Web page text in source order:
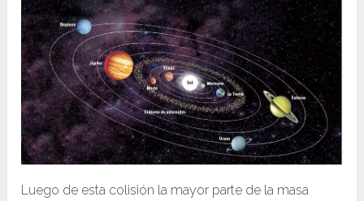
Luego de esta colisión la mayor parte de la masa